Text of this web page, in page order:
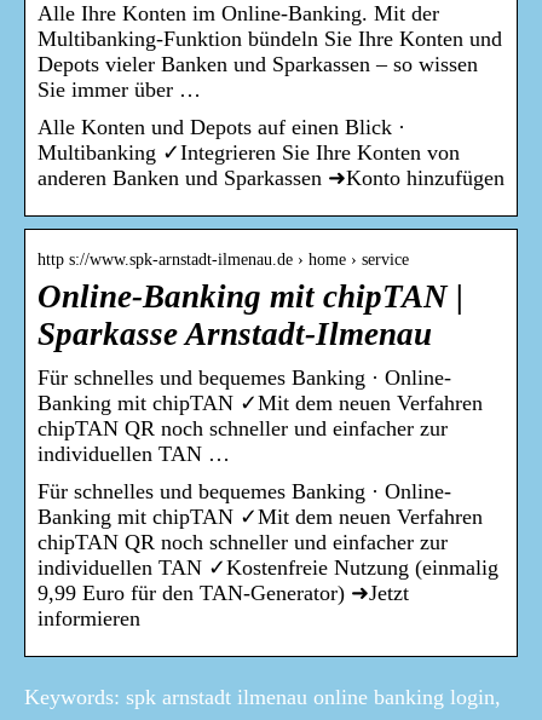
Alle Ihre Konten im Online-Banking. Mit der
Multibanking-Funktion bündeln Sie Ihre Konten und
Depots vieler Banken und Sparkassen – so wissen
Sie immer über …
Alle Konten und Depots auf einen Blick ·
Multibanking ✓Integrieren Sie Ihre Konten von
anderen Banken und Sparkassen ➜Konto hinzufügen
http s://www.spk-arnstadt-ilmenau.de › home › service
Online-Banking mit chipTAN |
Sparkasse Arnstadt-Ilmenau
Für schnelles und bequemes Banking · Online-
Banking mit chipTAN ✓Mit dem neuen Verfahren
chipTAN QR noch schneller und einfacher zur
individuellen TAN …
Für schnelles und bequemes Banking · Online-
Banking mit chipTAN ✓Mit dem neuen Verfahren
chipTAN QR noch schneller und einfacher zur
individuellen TAN ✓Kostenfreie Nutzung (einmalig
9,99 Euro für den TAN-Generator) ➜Jetzt
informieren
Keywords: spk arnstadt ilmenau online banking login,